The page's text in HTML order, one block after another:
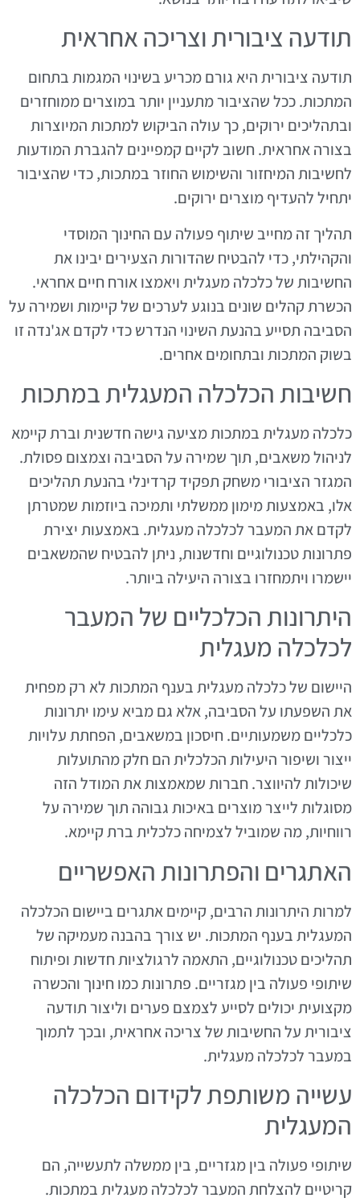
תודעה ציבורית וצריכה אחראית
תודעה ציבורית היא גורם מכריע בשינוי המגמות בתחום
המתכות. ככל שהציבור מתעניין יותר במוצרים ממוחזרים
ובתהליכים ירוקים, כך עולה הביקוש למתכות המיוצרות
בצורה אחראית. חשוב לקיים קמפיינים להגברת המודעות
לחשיבות המיחזור והשימוש החוזר במתכות, כדי שהציבור
יתחיל להעדיף מוצרים ירוקים.
תהליך זה מחייב שיתוף פעולה עם החינוך המוסדי
והקהילתי, כדי להבטיח שהדורות הצעירים יבינו את
החשיבות של כלכלה מעגלית ויאמצו אורח חיים אחראי.
הכשרת קהלים שונים בנוגע לערכים של קיימות ושמירה על
הסביבה תסייע בהנעת השינוי הנדרש כדי לקדם אג'נדה זו
בשוק המתכות ובתחומים אחרים.
חשיבות הכלכלה המעגלית במתכות
כלכלה מעגלית במתכות מציעה גישה חדשנית וברת קיימא
לניהול משאבים, תוך שמירה על הסביבה וצמצום פסולת.
המגזר הציבורי משחק תפקיד קרדינלי בהנעת תהליכים
אלו, באמצעות מימון ממשלתי ותמיכה ביוזמות שמטרתן
לקדם את המעבר לכלכלה מעגלית. באמצעות יצירת
פתרונות טכנולוגיים וחדשנות, ניתן להבטיח שהמשאבים
יישמרו ויתמחזרו בצורה היעילה ביותר.
היתרונות הכלכליים של המעבר
לכלכלה מעגלית
היישום של כלכלה מעגלית בענף המתכות לא רק מפחית
את השפעתו על הסביבה, אלא גם מביא עימו יתרונות
כלכליים משמעותיים. חיסכון במשאבים, הפחתת עלויות
ייצור ושיפור היעילות הכלכלית הם חלק מהתועלות
שיכולות להיווצר. חברות שמאמצות את המודל הזה
מסוגלות לייצר מוצרים באיכות גבוהה תוך שמירה על
רווחיות, מה שמוביל לצמיחה כלכלית ברת קיימא.
האתגרים והפתרונות האפשריים
למרות היתרונות הרבים, קיימים אתגרים ביישום הכלכלה
המעגלית בענף המתכות. יש צורך בהבנה מעמיקה של
תהליכים טכנולוגיים, התאמה לרגולציות חדשות ופיתוח
שיתופי פעולה בין מגזריים. פתרונות כמו חינוך והכשרה
מקצועית יכולים לסייע לצמצם פערים וליצור תודעה
ציבורית על החשיבות של צריכה אחראית, ובכך לתמוך
במעבר לכלכלה מעגלית.
עשייה משותפת לקידום הכלכלה
המעגלית
שיתופי פעולה בין מגזריים, בין ממשלה לתעשייה, הם
קריטיים להצלחת המעבר לכלכלה מעגלית במתכות.